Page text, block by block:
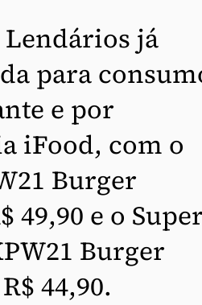
Lendários já
para
e por
iFood, com o
Burger
49,90 e o
Burger
44,90.